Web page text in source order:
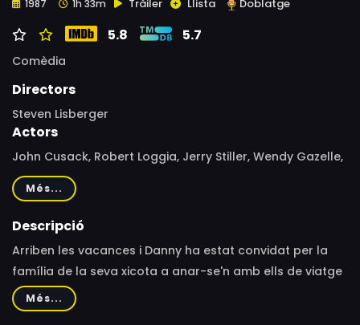
1987 1h 33m Tràiler Llista Doblatge
5.8 5.7
Comèdia
Directors
Steven Lisberger
Actors
John Cusack, Robert Loggia, Jerry Stiller, Wendy Gazelle,
Monte Markham, Shelley Fabares, Paul Bates, Keith David,
Martin LaSalle, Ben Stiller, Ursaline Bryant, Terence
Cooper, Dah-ve Chodan, Andaluz Russell, Ted White,
Més...
Descripció
Arriben les vacances i Danny ha estat convidat per la
família de la seva xicota a anar-se'n amb ells de viatge
pel Carib. Però en suspendre l'examen final de química,
s'ha de quedar al campus de la universitat per a la
Més...